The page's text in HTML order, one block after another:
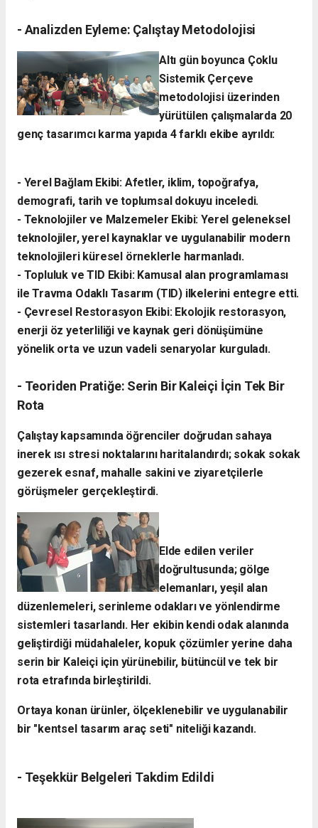
- ​Analizden Eyleme: Çalıştay Metodolojisi
​Altı gün boyunca Çoklu
Sistemik Çerçeve
metodolojisi üzerinden
yürütülen çalışmalarda 20
genç tasarımcı karma yapıda 4 farklı ekibe ayrıldı:
- ​Yerel Bağlam Ekibi: Afetler, iklim, topoğrafya,
demografi, tarih ve toplumsal dokuyu inceledi.
- ​Teknolojiler ve Malzemeler Ekibi: Yerel geleneksel
teknolojiler, yerel kaynaklar ve uygulanabilir modern
teknolojileri küresel örneklerle harmanladı.
​- Topluluk ve TID Ekibi: Kamusal alan programlaması
ile Travma Odaklı Tasarım (TID) ilkelerini entegre etti.
- ​Çevresel Restorasyon Ekibi: Ekolojik restorasyon,
enerji öz yeterliliği ve kaynak geri dönüşümüne
yönelik orta ve uzun vadeli senaryolar kurguladı.
- ​Teoriden Pratiğe: Serin Bir Kaleiçi İçin Tek Bir
Rota
​Çalıştay kapsamında öğrenciler doğrudan sahaya
inerek ısı stresi noktalarını haritalandırdı; sokak sokak
gezerek esnaf, mahalle sakini ve ziyaretçilerle
görüşmeler gerçekleştirdi.
Elde edilen veriler
doğrultusunda; gölge
elemanları, yeşil alan
düzenlemeleri, serinleme odakları ve yönlendirme
sistemleri tasarlandı. Her ekibin kendi odak alanında
geliştirdiği müdahaleler, kopuk çözümler yerine daha
serin bir Kaleiçi için yürünebilir, bütüncül ve tek bir
rota etrafında birleştirildi.
Ortaya konan ürünler, ölçeklenebilir ve uygulanabilir
bir "kentsel tasarım araç seti" niteliği kazandı.
- ​Teşekkür Belgeleri Takdim Edildi